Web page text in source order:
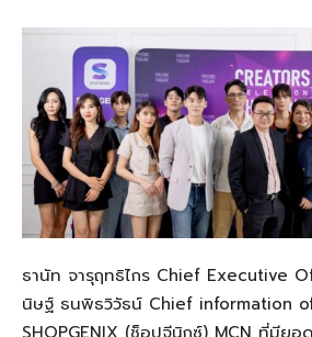
ธานัท จารุฤทธิไกร Chief Executive
นิษฐ์ ธนพิธวิวัธน์ Chief information